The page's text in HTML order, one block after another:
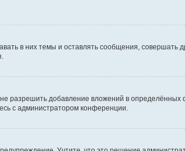
в них темы и оставлять сообщения, совершать
разрешить добавление вложений в определённых
с администратором конференции.